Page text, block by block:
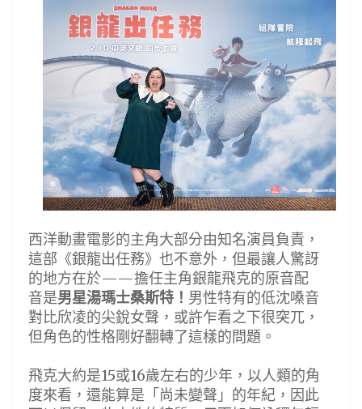
西洋動畫電影的主角大部分由知名演員負責，
這部《銀龍出任務》也不意外，但最讓人驚訝
的地方在於——擔任主角銀龍飛克的原音配
音是男星湯瑪士桑斯特！ 男性特有的低沈嗓音
對比欣凌的尖銳女聲，或許乍看之下很突兀，
但角色的性格剛好翻轉了這樣的問題。
飛克大約是15或16歲左右的少年，以人類的角
度來看，還能算是「尚未變聲」的年紀，因此